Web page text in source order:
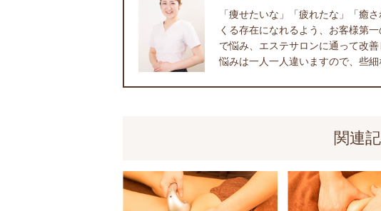
「痩せたいな」「疲れたな」「癒
くる存在になれるよう、お客様第
で悩み、エステサロンに通って改
悩みは一人一人違いますので、些
関連